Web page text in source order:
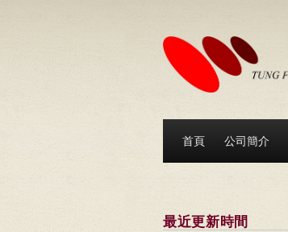
首頁 公司簡介
最近更新時間